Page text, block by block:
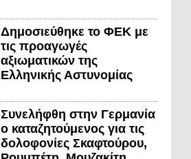
Δημοσιεύθηκε το ΦΕΚ με
τις προαγωγές
αξιωματικών της
Ελληνικής Αστυνομίας
Συνελήφθη στην Γερμανία
ο καταζητούμενος για τις
δολοφονίες Σκαφτούρου,